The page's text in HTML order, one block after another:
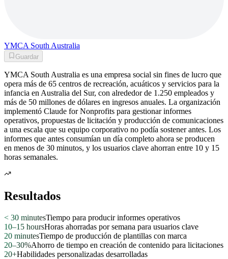
YMCA South Australia
Guardar
YMCA South Australia es una empresa social sin fines de lucro que
opera más de 65 centros de recreación, acuáticos y servicios para la
infancia en Australia del Sur, con alrededor de 1.250 empleados y
más de 50 millones de dólares en ingresos anuales. La organización
implementó Claude for Nonprofits para gestionar informes
operativos, propuestas de licitación y producción de comunicaciones
a una escala que su equipo corporativo no podía sostener antes. Los
informes que antes consumían un día completo ahora se producen
en menos de 30 minutos, y los usuarios clave ahorran entre 10 y 15
horas semanales.
Resultados
< 30 minutesTiempo para producir informes operativos
10–15 hoursHoras ahorradas por semana para usuarios clave
20 minutesTiempo de producción de plantillas con marca
20–30%Ahorro de tiempo en creación de contenido para licitaciones
20+Habilidades personalizadas desarrolladas